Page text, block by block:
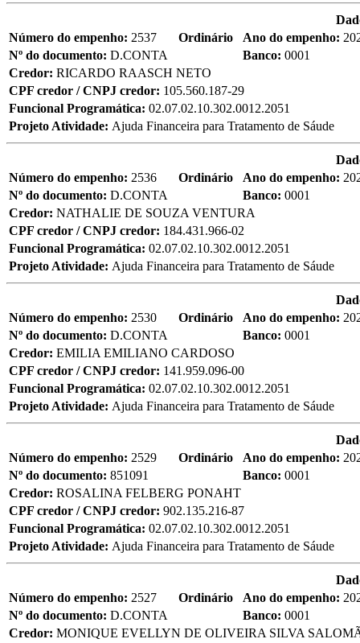
Número do empenho: 2537 Ordinário Ano do empenho:
Nº do documento: D.CONTA Banco: 0001
Credor: RICARDO RAASCH NETO
CPF credor / CNPJ credor: 105.560.187-29
Funcional Programática: 02.07.02.10.302.0012.2051
Projeto Atividade: Ajuda Financeira para Tratamento de Sáude
Número do empenho: 2536 Ordinário Ano do empenho:
Nº do documento: D.CONTA Banco: 0001
Credor: NATHALIE DE SOUZA VENTURA
CPF credor / CNPJ credor: 184.431.966-02
Funcional Programática: 02.07.02.10.302.0012.2051
Projeto Atividade: Ajuda Financeira para Tratamento de Sáude
Número do empenho: 2530 Ordinário Ano do empenho:
Nº do documento: D.CONTA Banco: 0001
Credor: EMILIA EMILIANO CARDOSO
CPF credor / CNPJ credor: 141.959.096-00
Funcional Programática: 02.07.02.10.302.0012.2051
Projeto Atividade: Ajuda Financeira para Tratamento de Sáude
Número do empenho: 2529 Ordinário Ano do empenho:
Nº do documento: 851091 Banco: 0001
Credor: ROSALINA FELBERG PONAHT
CPF credor / CNPJ credor: 902.135.216-87
Funcional Programática: 02.07.02.10.302.0012.2051
Projeto Atividade: Ajuda Financeira para Tratamento de Sáude
Número do empenho: 2527 Ordinário Ano do empenho:
Nº do documento: D.CONTA Banco: 0001
Credor: MONIQUE EVELLYN DE OLIVEIRA SILVA